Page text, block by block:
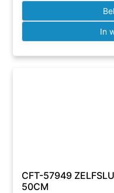
In
CFT-57949
50CM